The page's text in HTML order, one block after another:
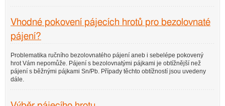
Vhodné pokovení pájecích hrotů pro bezolovnaté
pájení?
Problematika ručního bezolovnatého pájení aneb i sebelépe pokovený
hrot Vám nepomůže. Pájení s bezolovnatými pájkami je obtížnější než
pájení s běžnými pájkami Sn/Pb. Případy těchto obtížností jsou uvedeny
dále.